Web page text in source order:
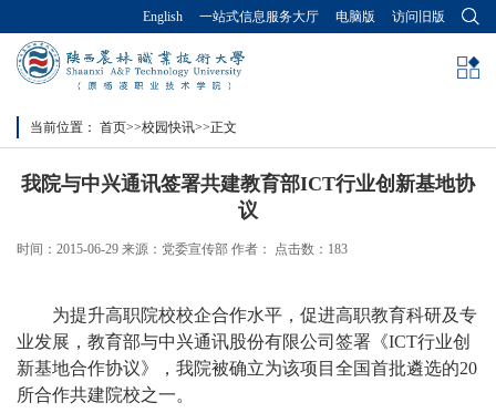
English 一站式信息服务大厅 电脑版 访问旧版
当前位置： 首页>>校园快讯>>正文
我院与中兴通讯签署共建教育部ICT行业创新基地协
议
时间：2015-06-29 来源：党委宣传部 作者： 点击数： 183
为提升高职院校校企合作水平，促进高职教育科研及专
业发展，教育部与中兴通讯股份有限公司签署《ICT行业创
新基地合作协议》，我院被确立为该项目全国首批遴选的20
所合作共建院校之一。